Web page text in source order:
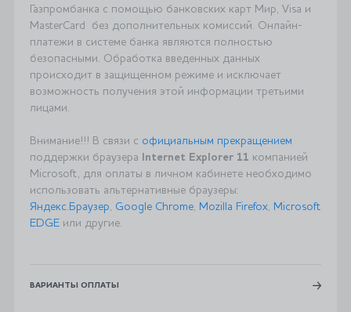
Газпромбанка с помощью банковских карт Мир, Visa и
MasterCard без дополнительных комиссий. Онлайн-
платежи в системе банка являются полностью
безопасными. Обработка введенных данных
происходит в защищенном режиме и исключает
возможность получения этой информации третьими
лицами.
Внимание!!! В связи с официальным прекращением
поддержки браузера
Internet Explorer 11 компанией
Microsoft, для оплаты в личном кабинете необходимо
использовать альтернативные браузеры:
Яндекс.Браузер, Google Chrome, Mozilla Firefox, Microsoft
EDGE или другие.
ВАРИАНТЫ ОПЛАТЫ